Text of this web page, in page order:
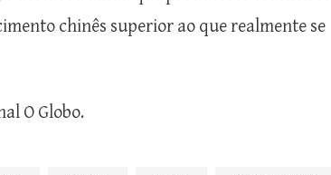
chinês superior ao que realmente se
O Globo.